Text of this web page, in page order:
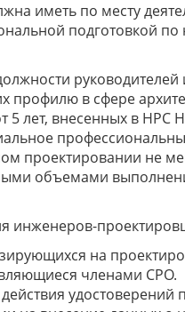
иметь по месту
подготовкой
в сфере
5 лет, внесенных в НРС
проектировании не
объемами
на
членами СРО.